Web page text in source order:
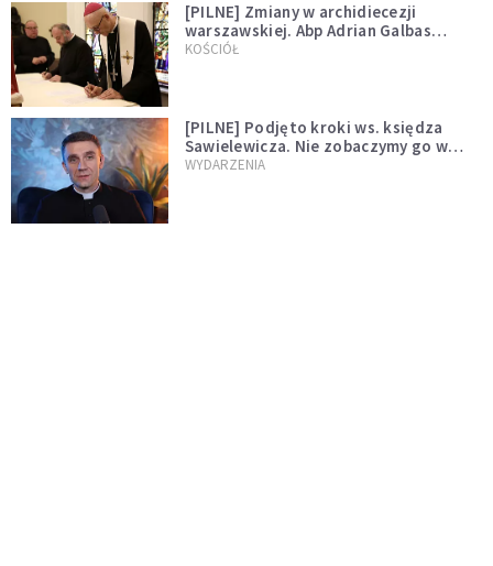
[PILNE] Zmiany w archidiecezji
warszawskiej. Abp Adrian Galbas
wręczył dekrety nowym proboszczom
KOŚCIÓŁ
[PILNE] Podjęto kroki ws. księdza
Sawielewicza. Nie zobaczymy go w
mediach
WYDARZENIA